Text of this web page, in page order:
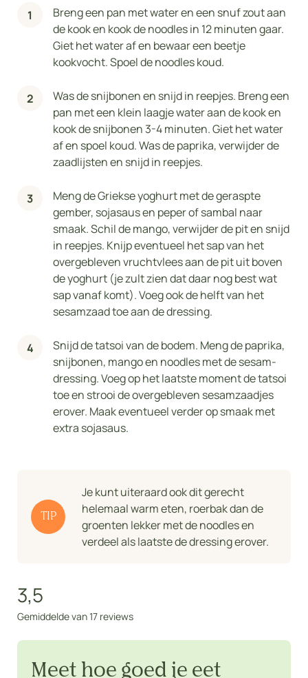
Breng een pan met water en een snuf zout aan
de kook en kook de noodles in 12 minuten gaar.
Giet het water af en bewaar een beetje
kookvocht. Spoel de noodles koud.
Was de snijbonen en snijd in reepjes. Breng een
pan met een klein laagje water aan de kook en
kook de snijbonen 3-4 minuten. Giet het water
af en spoel koud. Was de paprika, verwijder de
zaadlijsten en snijd in reepjes.
Meng de Griekse yoghurt met de geraspte
gember, sojasaus en peper of sambal naar
smaak. Schil de mango, verwijder de pit en snijd
in reepjes. Knijp eventueel het sap van het
overgebleven vruchtvlees aan de pit uit boven
de yoghurt (je zult zien dat daar nog best wat
sap vanaf komt). Voeg ook de helft van het
sesamzaad toe aan de dressing.
Snijd de tatsoi van de bodem. Meng de paprika,
snijbonen, mango en noodles met de sesam-
dressing. Voeg op het laatste moment de tatsoi
toe en strooi de overgebleven sesamzaadjes
erover. Maak eventueel verder op smaak met
extra sojasaus.
TIP
Je kunt uiteraard ook dit gerecht
helemaal warm eten, roerbak dan de
groenten lekker met de noodles en
verdeel als laatste de dressing erover.
3,5
Gemiddelde van 17 reviews
Meet hoe goed je eet